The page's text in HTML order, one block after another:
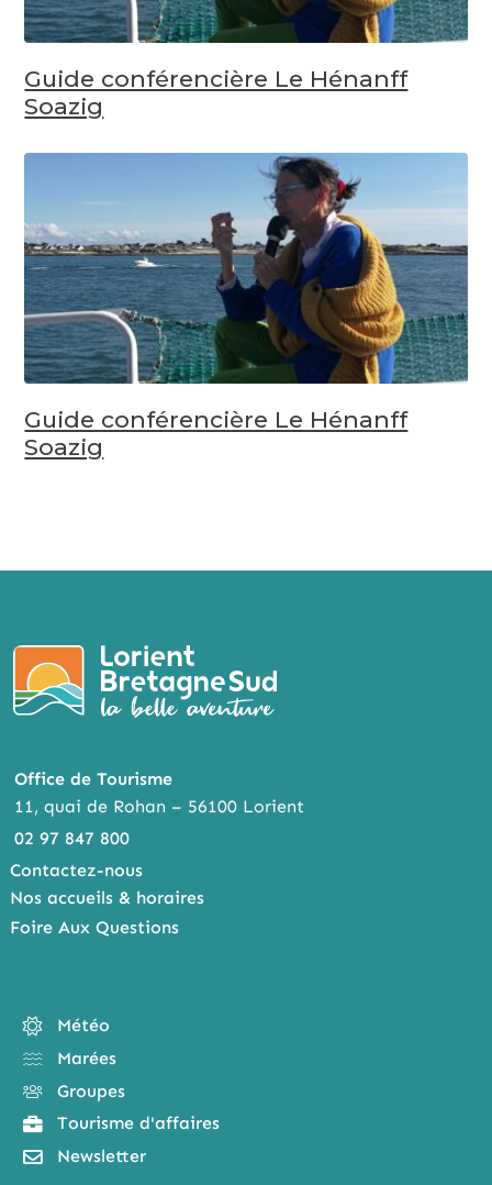
Guide conférencière Le Hénanff
Soazig
Guide conférencière Le Hénanff
Soazig
Office de Tourisme
11, quai de Rohan – 56100 Lorient
02 97 847 800
Contactez-nous
Nos accueils & horaires
Foire Aux Questions
Météo
Marées
Groupes
Tourisme d'affaires
Newsletter